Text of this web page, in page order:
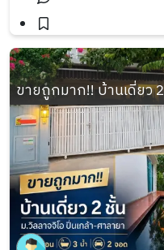
ขายถูกมาก!! บ้านเดี่ยว